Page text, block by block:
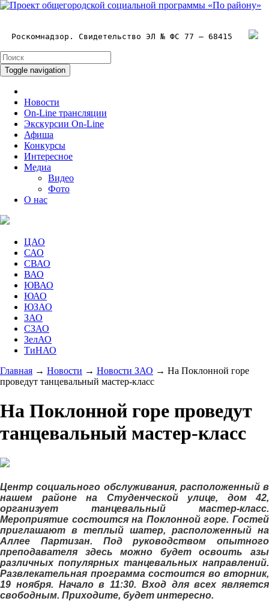
Роскомнадзор. Свидетельство ЭЛ № ФС 77 – 68415
Toggle navigation
Новости
On-Line трансляции
Экскурсии On-Line
Афиша
Конкурсы
Интересное
Медиа
Видео
Фото
О нас
ЦАО
САО
СВАО
ВАО
ЮВАО
ЮАО
ЮЗАО
ЗАО
СЗАО
ЗелАО
ТиНАО
Главная → Новости → Новости ЗАО → На Поклонной горе
проведут танцевальный мастер-класс
На Поклонной горе проведут
танцевальный мастер-класс
Центр социального обслуживания, расположенный в
нашем районе на Студенческой улице, дом 42,
организует танцевальный мастер-класс.
Мероприятие состоится на Поклонной горе. Гостей
приглашают в теплый шатер, расположенный на
Аллее Партизан. Под руководством опытного
преподавателя здесь можно будет освоить азы
различных популярных танцевальных направлений.
Развлекательная программа состоится во вторник,
19 ноября. Начало в 11:30. Вход для всех является
свободным. Приходите, будет интересно.